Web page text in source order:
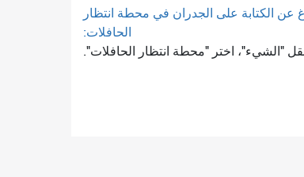
عن الكتابة على الجدران في محطة انتظار
الحافلات:
"الشيء"، اختر "محطة انتظار الحافلات".